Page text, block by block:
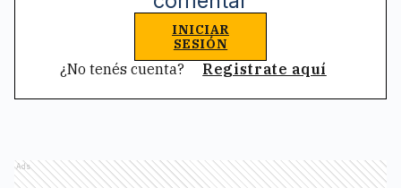
INICIAR
SESIÓN
¿No tenés cuenta? Registrate aquí
Ads